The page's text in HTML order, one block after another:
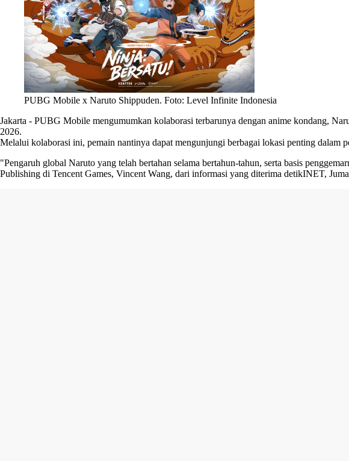
PUBG Mobile x Naruto Shippuden. Foto: Level Infinite Indonesia
Jakarta - PUBG Mobile mengumumkan kolaborasi terbarunya dengan anime kondang,
2026.
Melalui kolaborasi ini, pemain nantinya dapat mengunjungi berbagai lokasi penting
"Pengaruh global Naruto yang telah bertahan selama bertahun-tahun, serta basis
Publishing di Tencent Games, Vincent Wang, dari informasi yang diterima detikINET,